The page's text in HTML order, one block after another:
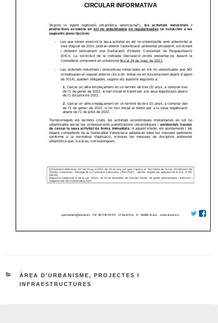
CATEGORIES
ÀREA D'URBANISME, PROJECTES I
INFRAESTRUCTURES